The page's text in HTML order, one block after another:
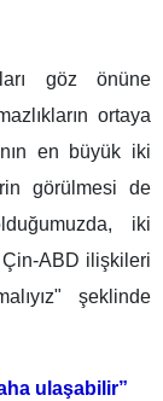
göz önüne
ortaya
en büyük iki
görülmesi de
iki
ABD ilişkileri
şeklinde
ulaşabilir”